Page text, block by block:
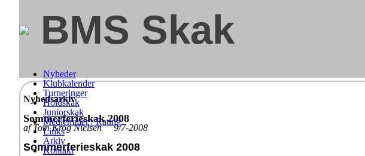
BMS Skak
Nyheder
Klubkalender
Turneringer
Holdskak
Juniorskak
Medlemmer / Rating
Links
Arkiv
Kontakt
Nyhedsarkiv
Sommerferieskak 2008
af Tom Krog Nielsen 9/7-2008
Sommerferieskak 2008